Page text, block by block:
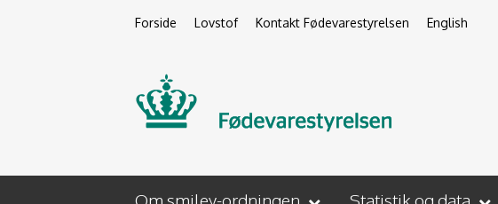
Forside Lovstof Kontakt Fødevarestyrelsen English
Om smiley-ordningen Statistik og data